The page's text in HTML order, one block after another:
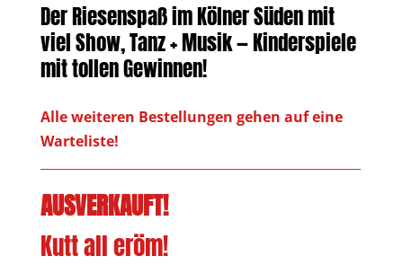
Der Riesenspaß im Kölner Süden mit
viel Show, Tanz + Musik — Kinderspiele
mit tollen Gewinnen!
Alle weiteren Bestellungen gehen auf eine
Warteliste!
AUSVERKAUFT!
Kutt all eröm!